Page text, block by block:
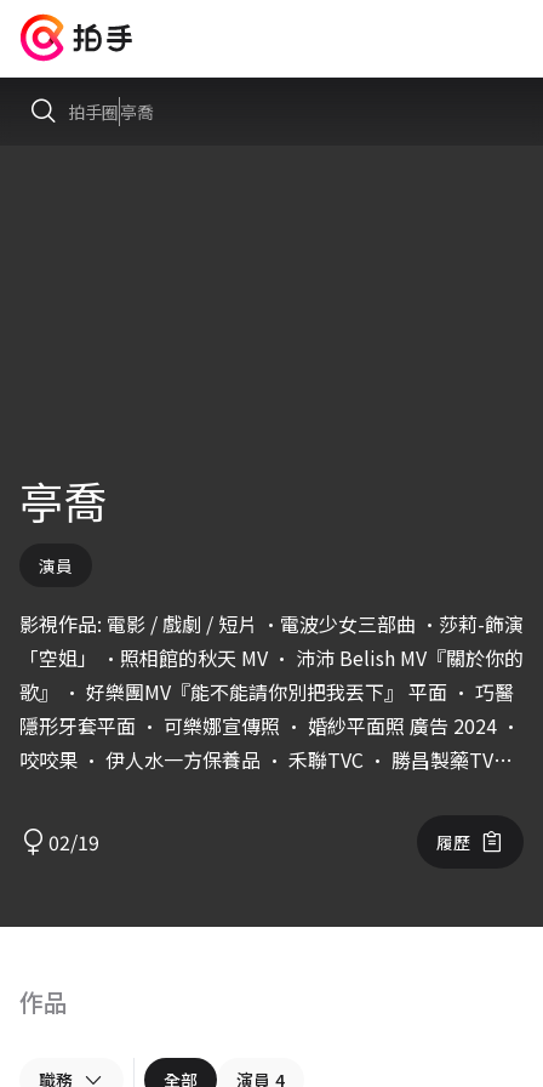
拍手圈亭喬
亭喬
演員
影視作品: 電影 / 戲劇 / 短片 •電波少女三部曲 •莎莉-飾演
「空姐」 •照相館的秋天 MV • 沛沛 Belish MV『關於你的
歌』 • 好樂團MV『能不能請你別把我丟下』 平面 • 巧醫
隱形牙套平面 • 可樂娜宣傳照 • 婚紗平面照 廣告 2024 •
咬咬果 • 伊人水一方保養品 • 禾聯TVC • 勝昌製藥TVC
KAKAO火鍋祭 • 培多益寵物保健食品廣告 • 黑丸嫩仙草
• Ohmplus企業廣告 • SAVIORE時尚滅火器廣告 •
京喚羽形象廣告 • 亞昕建案形象廣告 • 伊莎貝爾廣告 •
歷： 邁斯納(Meisner)表演系統、獨白技巧、創作表演 --
02/19 履歷
作品
職務 全部 演員 4